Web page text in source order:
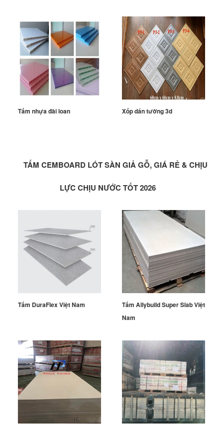
Tấm nhựa đài loan Xốp dán tường 3d
TẤM CEMBOARD LÓT SÀN GIẢ GỖ, GIÁ RẺ & CHỊU
LỰC CHỊU NƯỚC TỐT 2026
Tấm DuraFlex Việt Nam
Tấm Allybuild Super Slab Việt
Nam